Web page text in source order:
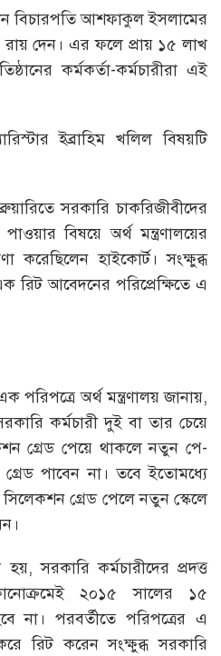
বিচারপতি আশফাকুল ইসলামের
দেন। এর ফলে প্রায় ১৫ লাখ
কর্মকর্তা-কর্মচারীরা এই
ইব্রাহিম খলিল বিষয়টি
সরকারি চাকরিজীবীদের
বিষয়ে অর্থ মন্ত্রণালয়ের
হাইকোর্ট। সংক্ষুব্ধ
রিট আবেদনের পরিপ্রেক্ষিতে এ
পরিপত্রে অর্থ মন্ত্রণালয় জানায়,
কর্মচারী দুই বা তার চেয়ে
গ্রেড পেয়ে থাকলে নতুন পে-
পাবেন না। তবে ইতোমধ্যে
গ্রেড পেলে নতুন স্কেলে
সরকারি কর্মচারীদের প্রদত্ত
২০১৫ সালের ১৫
না। পরবর্তীতে পরিপত্রের এ
রিট করেন সংক্ষুব্ধ সরকারি